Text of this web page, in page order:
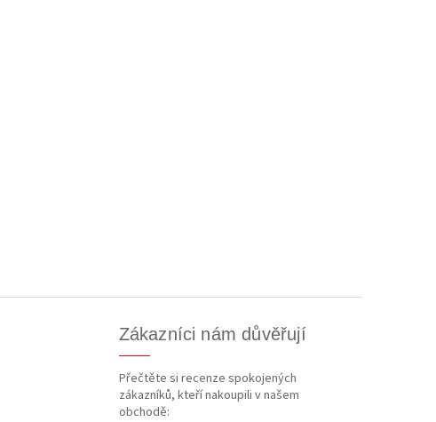
Zákazníci nám důvěřují
Přečtěte si recenze spokojených
zákazníků, kteří nakoupili v našem
obchodě: